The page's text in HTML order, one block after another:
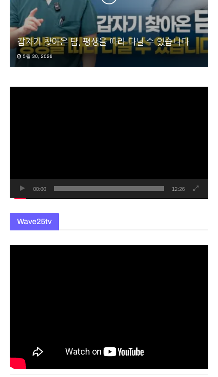
갑자기 찾아온 담, 평생을 따라 다닐 수 있습니다
5월 30, 2026
00:00 12:26
Wave25tv